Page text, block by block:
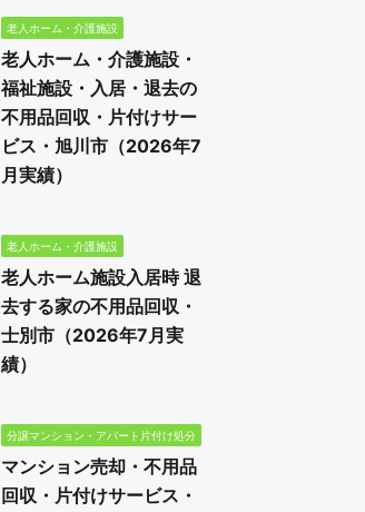
老人ホーム・介護施設
老人ホーム・介護施設・
福祉施設・入居・退去の
不用品回収・片付けサー
ビス・旭川市（2026年7
月実績）
老人ホーム・介護施設
老人ホーム施設入居時 退
去する家の不用品回収・
士別市（2026年7月実
績）
分譲マンション・アパート片付け処分
マンション売却・不用品
回収・片付けサービス・